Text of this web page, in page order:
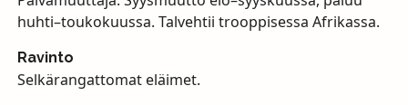
huhti–toukokuussa. Talvehtii trooppisessa Afrikassa.
Ravinto
Selkärangattomat eläimet.